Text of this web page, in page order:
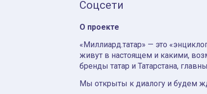
Соцсети
О проекте
«Миллиард.татар» — это
живут в настоящем и какими,
бренды татар и Татарстана,
Мы открыты к диалогу и будем